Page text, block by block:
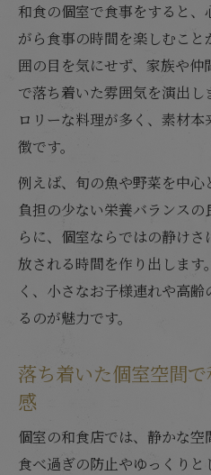
しみ方
和食個室ならでは
健康を支える和食
方
健康志向なら和食個室
和食個室が健康志
個室空間で和食を
イル
ケ
は
和食個室で始める
和食の個室で食事をすると
がら食事の時間を楽しむこ
囲の目を気にせず、家族や
で落ち着いた雰囲気を演出し
ロリーな料理が多く、素材
徴です。
例えば、旬の魚や野菜を中
負担の少ない栄養バランス
らに、個室ならではの静け
放される時間を作り出します
く、小さなお子様連れや高
るのが魅力です。
落ち着いた個室空間
感
個室の和食店では、静かな空
食べ過ぎの防止やゆっくり